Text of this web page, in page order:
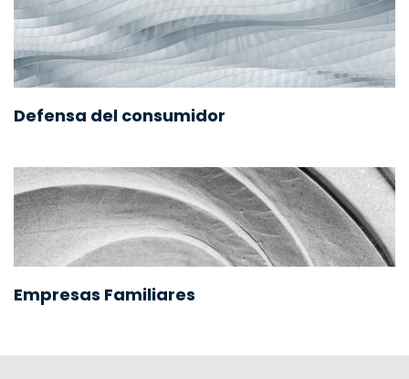
Defensa del consumidor
Empresas Familiares